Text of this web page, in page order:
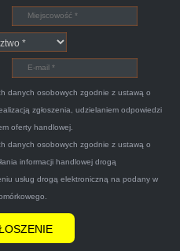
z usługi S-
wysłużoną corsinę
pan przyjechał
sprawnie
i wypłacił
polecić tą firmę
usług przekonało to
tam może
danych osobowych zgodnie z ustawą o
zgłoszenia, udzielaniem odpowiedzi
oferty handlowej.
danych osobowych zgodnie z ustawą o
informacji handlowej drogą
usług drogą elektroniczną na podany w